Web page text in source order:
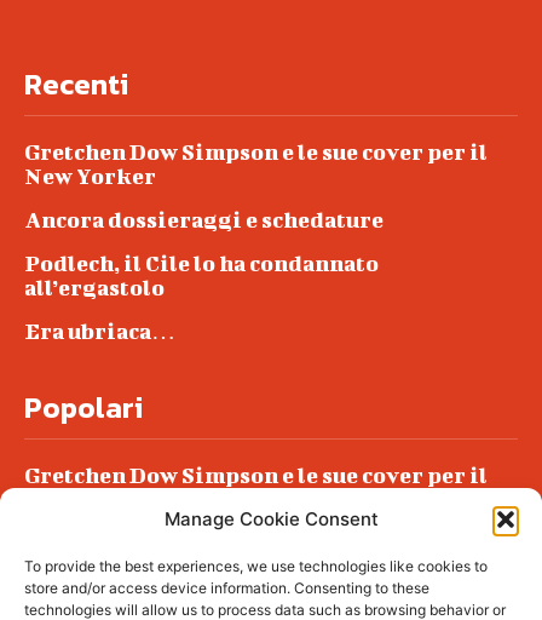
Manage Cookie Consent
To provide the best experiences, we use technologies like cookies to
store and/or access device information. Consenting to these
technologies will allow us to process data such as browsing behavior or
Recenti
Gretchen Dow Simpson e le sue cover per il
New Yorker
Ancora dossieraggi e schedature
Podlech, il Cile lo ha condannato
all’ergastolo
Era ubriaca…
Popolari
Gretchen Dow Simpson e le sue cover per il
Podlech, il Cile lo ha condannato
all’ergastolo